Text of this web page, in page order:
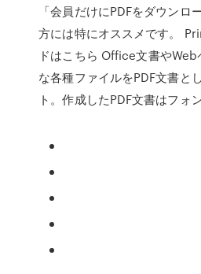
「会員だけにPDFをダウンロ
方には特にオススメです。
ドはこちら Office文書や
な各種ファイルをPDF文書と
ト。作成したPDF文書はフォ